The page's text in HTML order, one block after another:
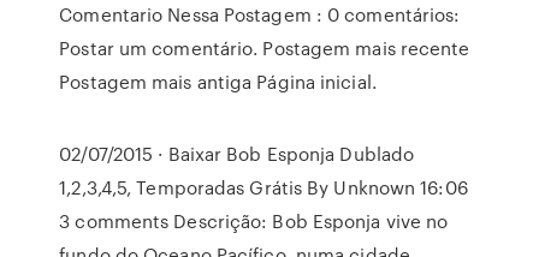
Comentario Nessa Postagem : 0 comentários:
Postar um comentário. Postagem mais recente
Postagem mais antiga Página inicial.
02/07/2015 · Baixar Bob Esponja Dublado
1,2,3,4,5, Temporadas Grátis By Unknown 16:06
3 comments Descrição: Bob Esponja vive no